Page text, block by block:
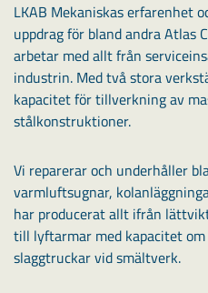
LKAB Mekaniskas erfarenhet
uppdrag för bland andra Atlas
arbetar med allt från
industrin. Med två stora
kapacitet för tillverkning av
stålkonstruktioner.
Vi reparerar och underhåller
varmluftsugnar,
har producerat allt ifrån
till lyftarmar med kapacitet
slaggtruckar vid smältverk.